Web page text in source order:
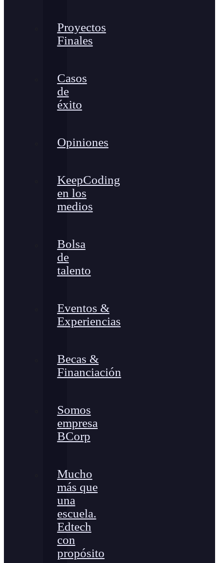
Proyectos
Finales
Casos
de
éxito
Opiniones
KeepCoding
en los
medios
Bolsa
de
talento
Eventos &
Experiencias
Becas &
Financiación
Somos
empresa
BCorp
Mucho
más que
una
escuela.
Edtech
con
propósito